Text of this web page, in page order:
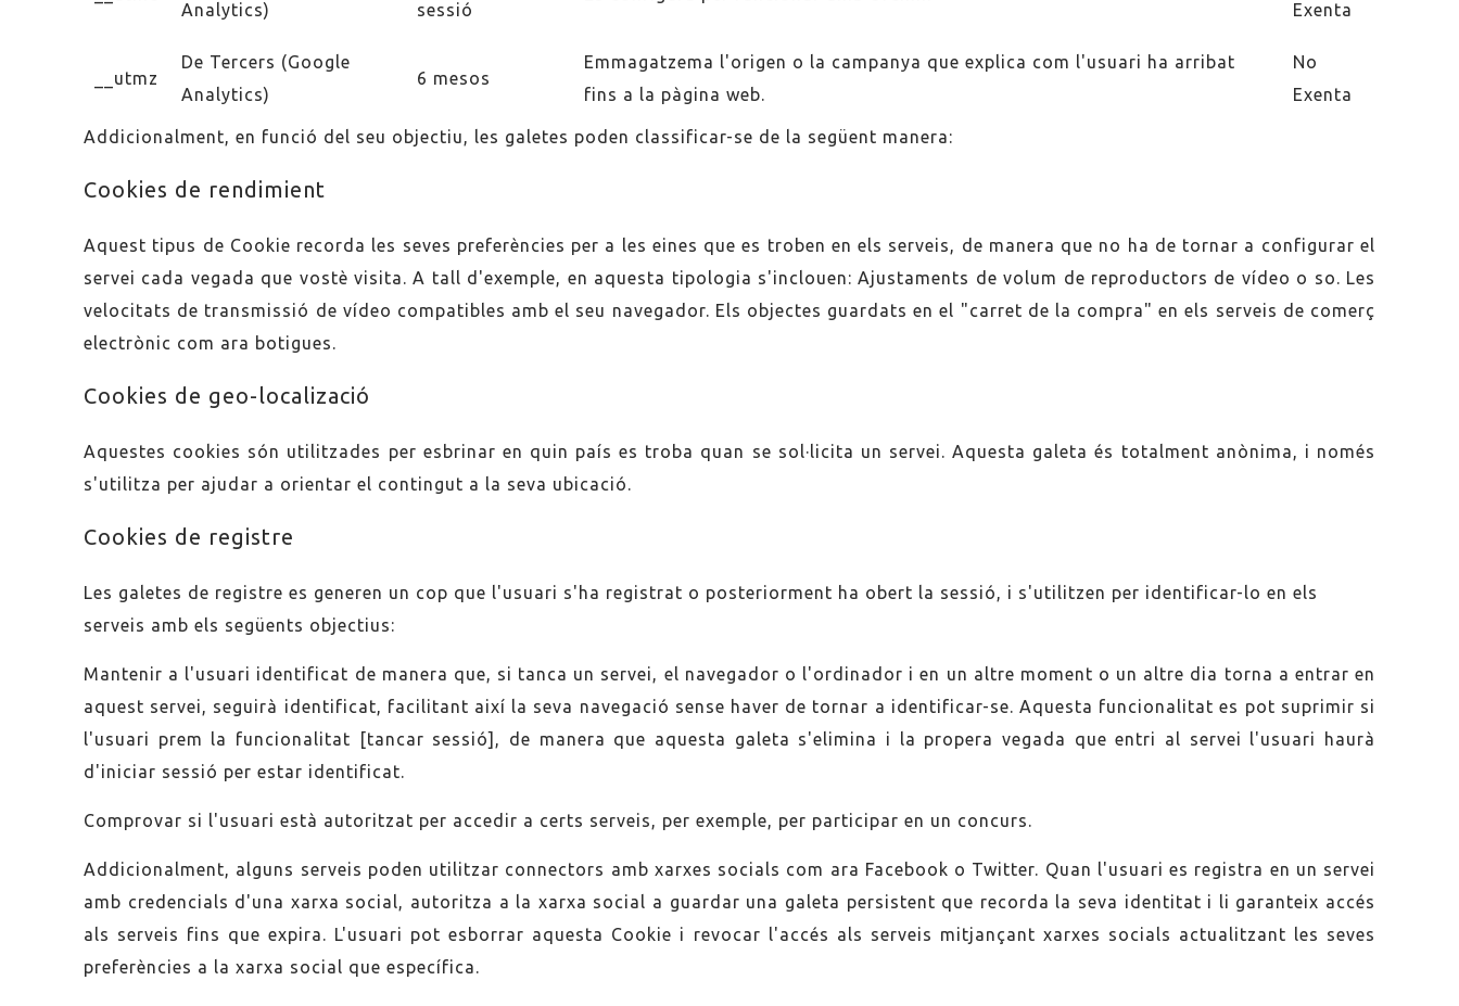
Analytics)
sessió
Exenta
__utmz
De Tercers (Google
Analytics)
6 mesos
Emmagatzema l'origen o la campanya que explica com l'usuari ha arribat
fins a la pàgina web.
No
Exenta
Addicionalment, en funció del seu objectiu, les galetes poden classificar-se de la següent manera:
Cookies de rendimient
Aquest tipus de Cookie recorda les seves preferències per a les eines que es troben en els serveis, de manera que no ha de tornar a configurar el
servei cada vegada que vostè visita. A tall d'exemple, en aquesta tipologia s'inclouen: Ajustaments de volum de reproductors de vídeo o so. Les
velocitats de transmissió de vídeo compatibles amb el seu navegador. Els objectes guardats en el "carret de la compra" en els serveis de comerç
electrònic com ara botigues.
Cookies de geo-localizació
Aquestes cookies són utilitzades per esbrinar en quin país es troba quan se sol·licita un servei. Aquesta galeta és totalment anònima, i només
s'utilitza per ajudar a orientar el contingut a la seva ubicació.
Cookies de registre
Les galetes de registre es generen un cop que l'usuari s'ha registrat o posteriorment ha obert la sessió, i s'utilitzen per identificar-lo en els
serveis amb els següents objectius:
Mantenir a l'usuari identificat de manera que, si tanca un servei, el navegador o l'ordinador i en un altre moment o un altre dia torna a entrar en
aquest servei, seguirà identificat, facilitant així la seva navegació sense haver de tornar a identificar-se. Aquesta funcionalitat es pot suprimir si
l'usuari prem la funcionalitat [tancar sessió], de manera que aquesta galeta s'elimina i la propera vegada que entri al servei l'usuari haurà
d'iniciar sessió per estar identificat.
Comprovar si l'usuari està autoritzat per accedir a certs serveis, per exemple, per participar en un concurs.
Addicionalment, alguns serveis poden utilitzar connectors amb xarxes socials com ara Facebook o Twitter. Quan l'usuari es registra en un servei
amb credencials d'una xarxa social, autoritza a la xarxa social a guardar una galeta persistent que recorda la seva identitat i li garanteix accés
als serveis fins que expira. L'usuari pot esborrar aquesta Cookie i revocar l'accés als serveis mitjançant xarxes socials actualitzant les seves
preferències a la xarxa social que específica.